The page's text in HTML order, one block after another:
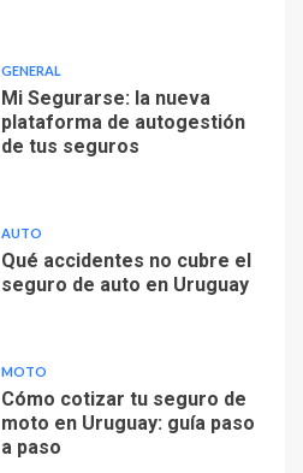
GENERAL
Mi Segurarse: la nueva
plataforma de autogestión
de tus seguros
AUTO
Qué accidentes no cubre el
seguro de auto en Uruguay
MOTO
Cómo cotizar tu seguro de
moto en Uruguay: guía paso
a paso